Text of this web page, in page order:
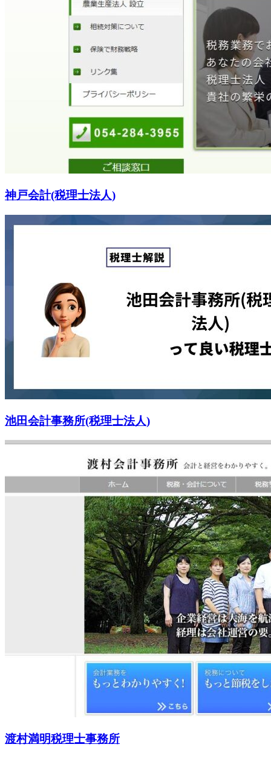
神戸会計(税理士法人)
池田会計事務所(税理士法人)
渡村満明税理士事務所